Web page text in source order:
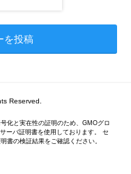
を投稿
Reserved.
化と実在性の証明のため、GMOグロ
ーバ証明書を使用しております。 セ
書の検証結果をご確認ください。